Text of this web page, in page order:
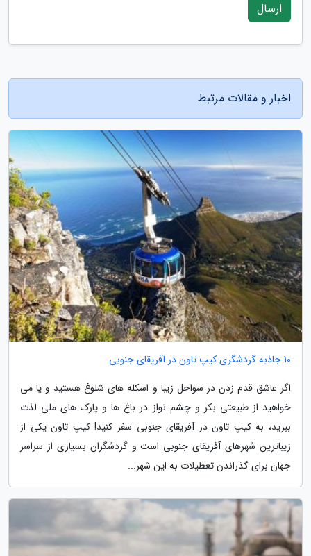
ارسال
اخبار و مقالات مرتبط
10 جاذبه گردشگری کیپ تاون در آفریقای جنوبی
اگر عاشق قدم زدن در سواحل زیبا و اسکله های شلوغ هستید و یا می
خواهید از طبیعتی بکر و چشم نواز در باغ ها و پارک های ملی لذت
ببرید، به کیپ تاون در آفریقای جنوبی سفر کنید! کیپ تاون یکی از
زیباترین شهرهای آفریقای جنوبی است و گردشگران بسیاری از سراسر
جهان برای گذراندن تعطیلات به این شهر...